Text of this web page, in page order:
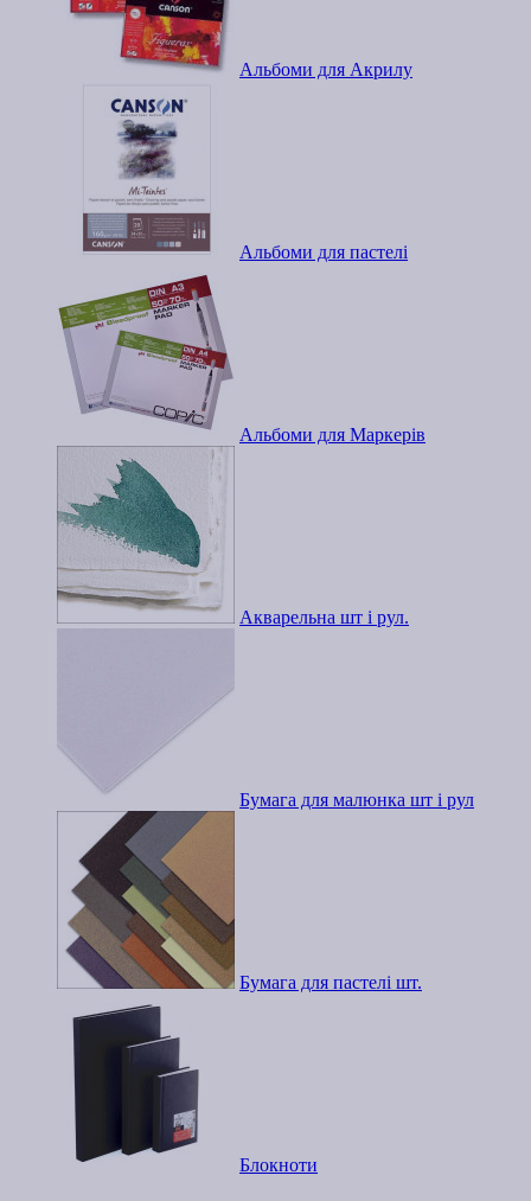
Альбоми для Акрилу
Альбоми для пастелі
Альбоми для Маркерів
Акварельна шт і рул.
Бумага для малюнка шт і рул
Бумага для пастелі шт.
Блокноти